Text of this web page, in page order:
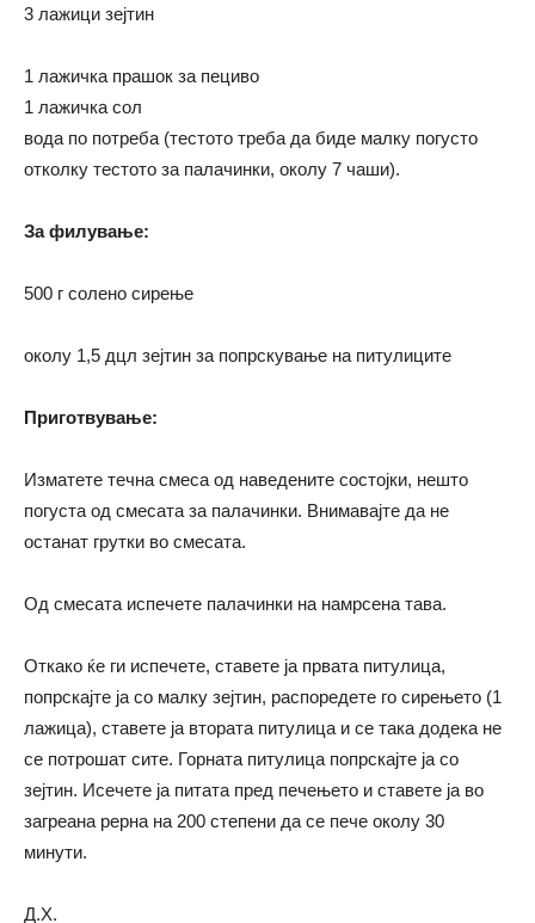
3 лажици зејтин
1 лажичка прашок за пециво
1 лажичка сол
вода по потреба (тестото треба да биде малку погусто
отколку тестото за палачинки, околу 7 чаши).
За филување:
500 г солено сирење
околу 1,5 дцл зејтин за попрскување на питулиците
Приготвување:
Изматете течна смеса од наведените состојки, нешто
погуста од смесата за палачинки. Внимавајте да не
останат грутки во смесата.
Од смесата испечете палачинки на намрсена тава.
Откако ќе ги испечете, ставете ја првата питулица,
попрскајте ја со малку зејтин, распоредете го сирењето (1
лажица), ставете ја втората питулица и се така додека не
се потрошат сите. Горната питулица попрскајте ја со
зејтин. Исечете ја питата пред печењето и ставете ја во
загреана рерна на 200 степени да се пече околу 30
минути.
Д.Х.